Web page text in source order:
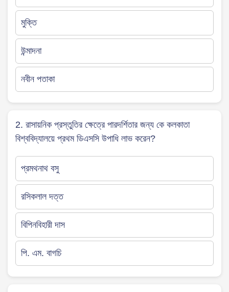
মুক্তি
উন্মাদনা
নবীন পতাকা
2. রাসায়নিক প্রস্তুতির ক্ষেত্রে পারদর্শিতার জন্য কে কলকাতা
বিশ্ববিদ্যালয়ে প্রথম ডিএসসি উপাধি লাভ করেন?
প্রমথনাথ বসু
রসিকলাল দত্ত
বিপিনবিহারী দাস
পি. এম. বাগচি